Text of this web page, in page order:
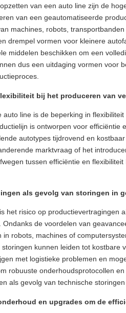
van een auto line zijn de
van een geautomatiseerde
machines, robots,
drempel vormen voor kleinere
middelen beschikken om een
dus een uitdaging vormen voor
bij het produceren van
auto line is de beperking in
is ontworpen voor efficiëntie
autotypes tijdrovend en
marktvraag of het
tussen efficiëntie en
als gevolg van storingen in
het risico op productievertragingen
de voordelen van
in robots, machines of
kunnen leiden tot kostbare
met logistieke problemen en
robuuste onderhoudsprotocollen
als gevolg van technische
en upgrades om de